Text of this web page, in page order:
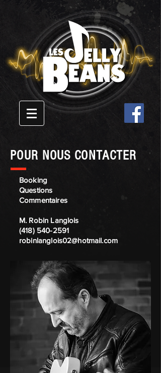
POUR NOUS CONTACTER
Booking
Questions
Commentaires
M. Robin Langlois
(418) 540-2591
robinlanglois02@hotmail.com